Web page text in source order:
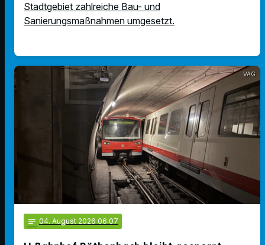
Stadtgebiet zahlreiche Bau- und
Sanierungsmaßnahmen umgesetzt.
VAG
notes 04. August 2026 06:07